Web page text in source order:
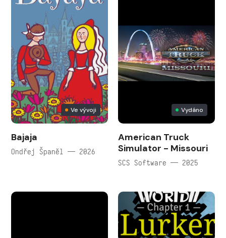
Ve vývoji
Bajaja
Ondřej Španěl — 2026
Vydáno
American Truck
Simulator - Missouri
SCS Software — 2025